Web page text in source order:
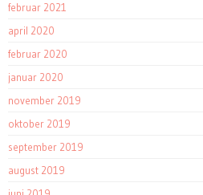
februar 2021
april 2020
februar 2020
januar 2020
november 2019
oktober 2019
september 2019
august 2019